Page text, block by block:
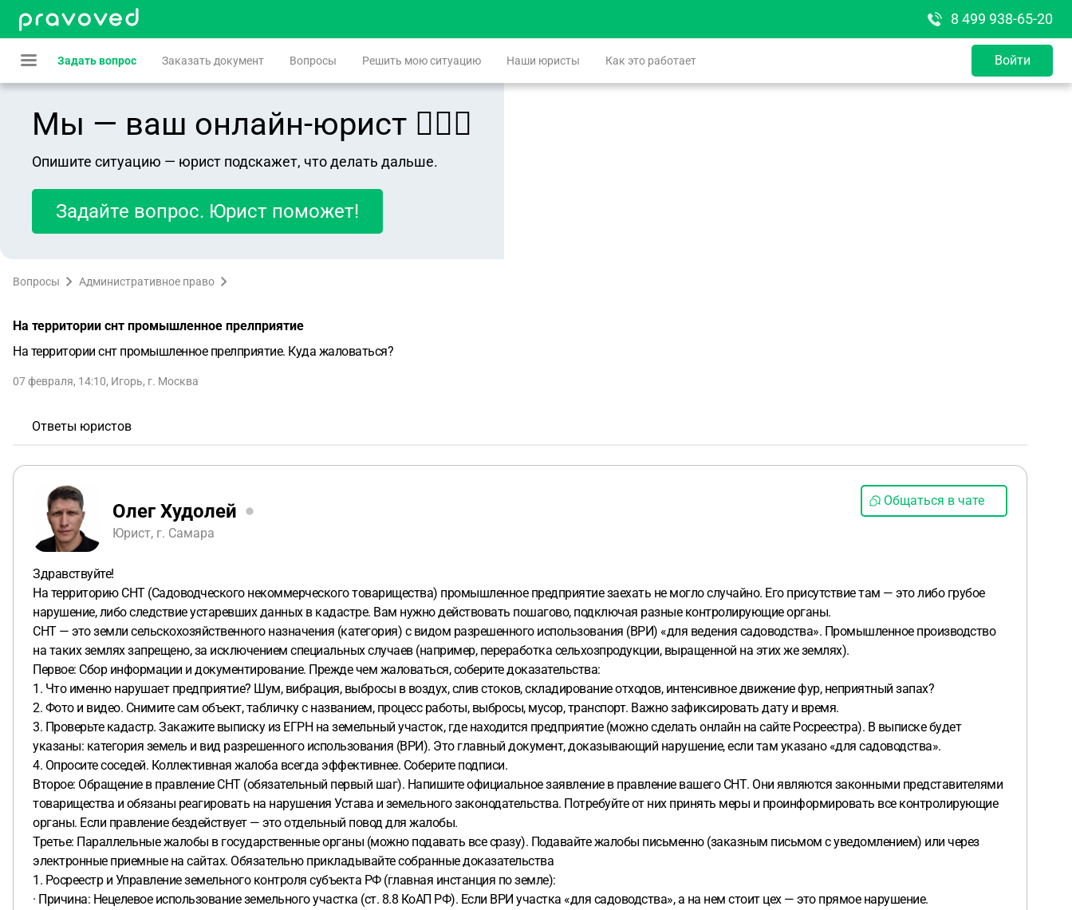
8 499 938-65-20
Задать вопрос Заказать документ Вопросы Решить мою ситуацию Наши юристы Как это работает Войти
Мы — ваш онлайн-юрист 👨🏻‍⚖️
Опишите ситуацию — юрист подскажет, что делать дальше.
Задайте вопрос. Юрист поможет!
Вопросы Административное право
На территории снт промышленное прелприятие
На территории снт промышленное прелприятие. Куда жаловаться?
07 февраля, 14:10, Игорь, г. Москва
Ответы юристов
Олег Худолей
Юрист, г. Самара
Общаться в чате
Здравствуйте!
На территорию СНТ (Садоводческого некоммерческого товарищества) промышленное предприятие заехать не могло случайно. Его присутствие там — это либо грубое
нарушение, либо следствие устаревших данных в кадастре. Вам нужно действовать пошагово, подключая разные контролирующие органы.
СНТ — это земли сельскохозяйственного назначения (категория) с видом разрешенного использования (ВРИ) «для ведения садоводства». Промышленное производство
на таких землях запрещено, за исключением специальных случаев (например, переработка сельхозпродукции, выращенной на этих же землях).
Первое: Сбор информации и документирование. Прежде чем жаловаться, соберите доказательства:
1. Что именно нарушает предприятие? Шум, вибрация, выбросы в воздух, слив стоков, складирование отходов, интенсивное движение фур, неприятный запах?
2. Фото и видео. Снимите сам объект, табличку с названием, процесс работы, выбросы, мусор, транспорт. Важно зафиксировать дату и время.
3. Проверьте кадастр. Закажите выписку из ЕГРН на земельный участок, где находится предприятие (можно сделать онлайн на сайте Росреестра). В выписке будет
указаны: категория земель и вид разрешенного использования (ВРИ). Это главный документ, доказывающий нарушение, если там указано «для садоводства».
4. Опросите соседей. Коллективная жалоба всегда эффективнее. Соберите подписи.
Второе: Обращение в правление СНТ (обязательный первый шаг). Напишите официальное заявление в правление вашего СНТ. Они являются законными представителями
товарищества и обязаны реагировать на нарушения Устава и земельного законодательства. Потребуйте от них принять меры и проинформировать все контролирующие
органы. Если правление бездействует — это отдельный повод для жалобы.
Третье: Параллельные жалобы в государственные органы (можно подавать все сразу). Подавайте жалобы письменно (заказным письмом с уведомлением) или через
электронные приемные на сайтах. Обязательно прикладывайте собранные доказательства
1. Росреестр и Управление земельного контроля субъекта РФ (главная инстанция по земле):
· Причина: Нецелевое использование земельного участка (ст. 8.8 КоАП РФ). Если ВРИ участка «для садоводства», а на нем стоит цех — это прямое нарушение.